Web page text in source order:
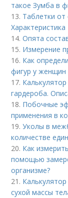
такое Зумба в
13. Таблетки
Характеристика
14.Опята
15. Измерение
16. Как
фигур у
17.
гардероба.
18. Побочные
применения в
19.Уколы в
количестве
20. Как
помощью
организме?
21.
сухой массы